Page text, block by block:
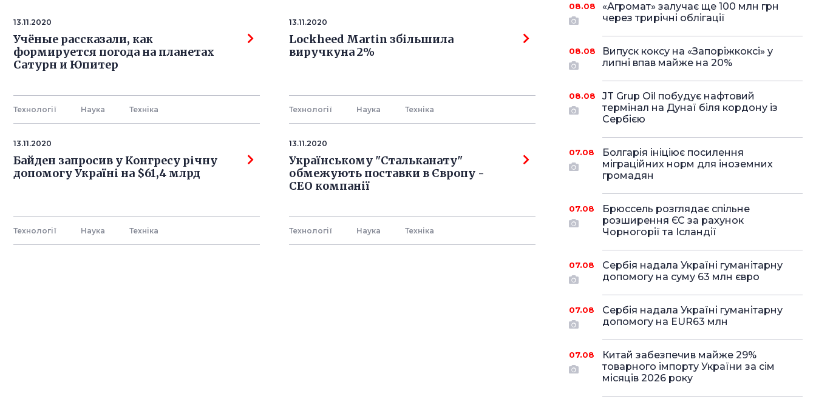
13.11.2020
Учёные рассказали, как
формируется погода на планетах
Сатурн и Юпитер
Технології Наука Технiка
13.11.2020
Lockheed Martin збільшила
виручкуна 2%
Технології Наука Технiка
13.11.2020
Байден запросив у Конгресу річну
допомогу Україні на $61,4 млрд
Технології Наука Технiка
13.11.2020
Українському "Стальканату"
обмежують поставки в Європу -
СЕО компанії
Технології Наука Технiка
08.08
«Агромат» залучає ще 100 млн грн
через трирічні облігації
08.08
Випуск коксу на «Запоріжкоксі» у
липні впав майже на 20%
08.08
JT Grup Oil побудує нафтовий
термінал на Дунаї біля кордону із
Сербією
07.08
Болгарія ініціює посилення
міграційних норм для іноземних
громадян
07.08
Брюссель розглядає спільне
розширення ЄС за рахунок
Чорногорії та Ісландії
07.08
Сербія надала Україні гуманітарну
допомогу на суму 63 млн євро
07.08
Сербія надала Україні гуманітарну
допомогу на EUR63 млн
07.08
Китай забезпечив майже 29%
товарного імпорту України за сім
місяців 2026 року